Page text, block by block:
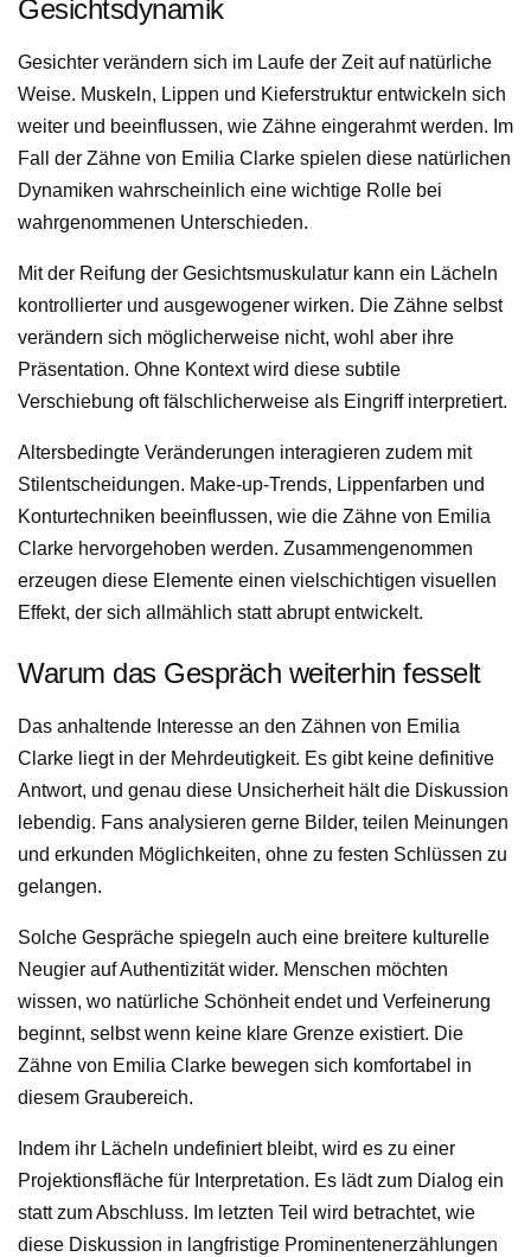
Gesichtsdynamik
Gesichter verändern sich im Laufe der Zeit auf natürliche
Weise. Muskeln, Lippen und Kieferstruktur entwickeln sich
weiter und beeinflussen, wie Zähne eingerahmt werden. Im
Fall der Zähne von Emilia Clarke spielen diese natürlichen
Dynamiken wahrscheinlich eine wichtige Rolle bei
wahrgenommenen Unterschieden.
Mit der Reifung der Gesichtsmuskulatur kann ein Lächeln
kontrollierter und ausgewogener wirken. Die Zähne selbst
verändern sich möglicherweise nicht, wohl aber ihre
Präsentation. Ohne Kontext wird diese subtile
Verschiebung oft fälschlicherweise als Eingriff interpretiert.
Altersbedingte Veränderungen interagieren zudem mit
Stilentscheidungen. Make-up-Trends, Lippenfarben und
Konturtechniken beeinflussen, wie die Zähne von Emilia
Clarke hervorgehoben werden. Zusammengenommen
erzeugen diese Elemente einen vielschichtigen visuellen
Effekt, der sich allmählich statt abrupt entwickelt.
Warum das Gespräch weiterhin fesselt
Das anhaltende Interesse an den Zähnen von Emilia
Clarke liegt in der Mehrdeutigkeit. Es gibt keine definitive
Antwort, und genau diese Unsicherheit hält die Diskussion
lebendig. Fans analysieren gerne Bilder, teilen Meinungen
und erkunden Möglichkeiten, ohne zu festen Schlüssen zu
gelangen.
Solche Gespräche spiegeln auch eine breitere kulturelle
Neugier auf Authentizität wider. Menschen möchten
wissen, wo natürliche Schönheit endet und Verfeinerung
beginnt, selbst wenn keine klare Grenze existiert. Die
Zähne von Emilia Clarke bewegen sich komfortabel in
diesem Graubereich.
Indem ihr Lächeln undefiniert bleibt, wird es zu einer
Projektionsfläche für Interpretation. Es lädt zum Dialog ein
statt zum Abschluss. Im letzten Teil wird betrachtet, wie
diese Diskussion in langfristige Prominentenerzählungen